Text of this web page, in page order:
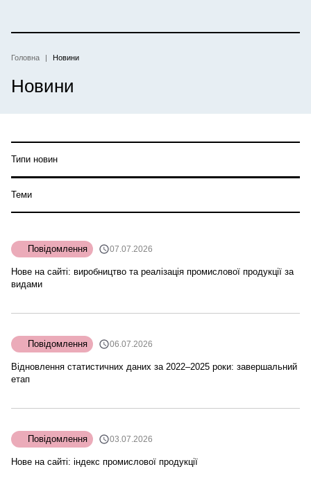
основного
Рядок
навіґації
Головна Новини
Новини
Типи новин
Теми
Повідомлення 07.07.2026
Нове на сайті: виробництво та реалізація промислової продукції за
видами
Повідомлення 06.07.2026
Відновлення статистичних даних за 2022–2025 роки: завершальний
етап
Повідомлення 03.07.2026
Нове на сайті: індекс промислової продукції